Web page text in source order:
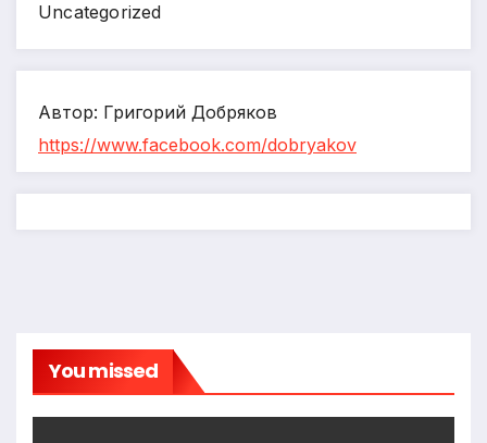
Uncategorized
Автор: Григорий Добряков
https://www.facebook.com/dobryakov
You missed